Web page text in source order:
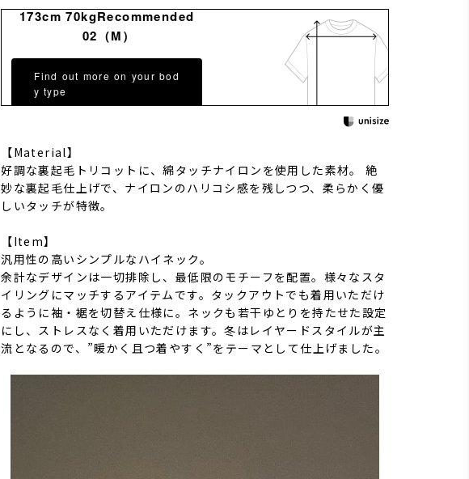
173cm 70kgRecommended
02（M）
Find out more on your bod
y type
【Material】
好調な裏起毛トリコットに、綿タッチナイロンを使用した素材。 絶
妙な裏起毛仕上げで、ナイロンのハリコシ感を残しつつ、柔らかく優
しいタッチが特徴。
【Item】
汎用性の高いシンプルなハイネック。
余計なデザインは一切排除し、最低限のモチーフを配置。様々なスタ
イリングにマッチするアイテムです。タックアウトでも着用いただけ
るように袖・裾を切替え仕様に。ネックも若干ゆとりを持たせた設定
にし、ストレスなく着用いただけます。冬はレイヤードスタイルが主
流となるので、”暖かく且つ着やすく”をテーマとして仕上げました。